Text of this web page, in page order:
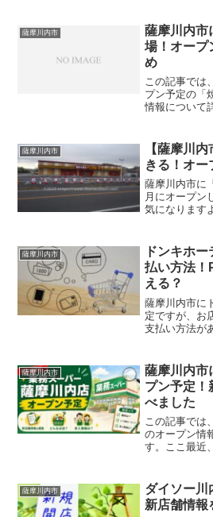
薩摩川内市
薩摩川内市
場！オープ
め
この記事では
プン予定の「
情報について
所やアクセ
紹介している
薩摩川内市
【薩摩川
きる！オー
薩摩川内市に
月にオープン
気になります
薩摩川内市
ドンキホ
払い方法！
える？
薩摩川内市に
定ですが、お
支払い方法が
か、お得に買
方法がいいの
薩摩川内市
薩摩川内市
プン予定！
べました
この記事では
のオープン情
す。ここ最近
それを聞くた
の？」と思っ
薩摩川内市
ダイソー川
新店舗情報